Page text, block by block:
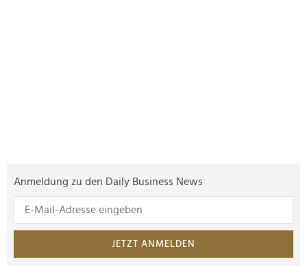
Anmeldung zu den Daily Business News
JETZT ANMELDEN